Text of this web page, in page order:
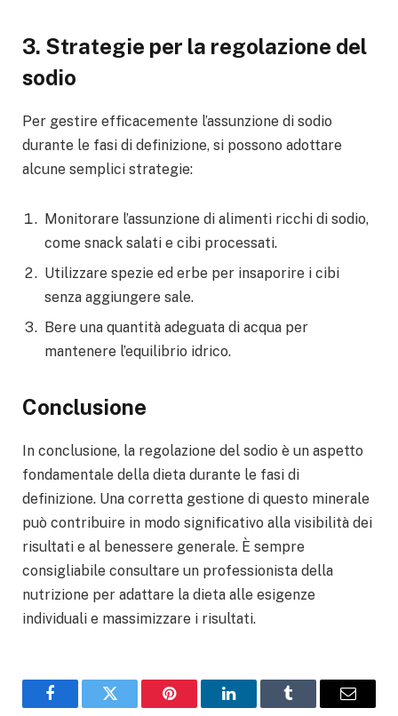
3. Strategie per la regolazione del
sodio
Per gestire efficacemente l’assunzione di sodio
durante le fasi di definizione, si possono adottare
alcune semplici strategie:
Monitorare l’assunzione di alimenti ricchi di sodio,
come snack salati e cibi processati.
Utilizzare spezie ed erbe per insaporire i cibi
senza aggiungere sale.
Bere una quantità adeguata di acqua per
mantenere l’equilibrio idrico.
Conclusione
In conclusione, la regolazione del sodio è un aspetto
fondamentale della dieta durante le fasi di
definizione. Una corretta gestione di questo minerale
può contribuire in modo significativo alla visibilità dei
risultati e al benessere generale. È sempre
consigliabile consultare un professionista della
nutrizione per adattare la dieta alle esigenze
individuali e massimizzare i risultati.
FacebookTwitter Pinterest LinkedInTumblr Email